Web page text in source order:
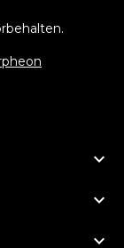


